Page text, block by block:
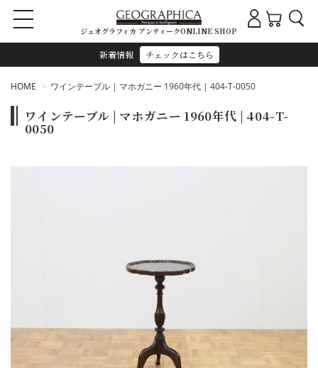
新着情報 チェックはこちら
ジェオグラフィカ アンティークONLINE SHOP
HOME ワインテーブル | マホガニー 1960年代 | 404-T-0050
ワインテーブル | マホガニー 1960年代 | 404-T-
0050